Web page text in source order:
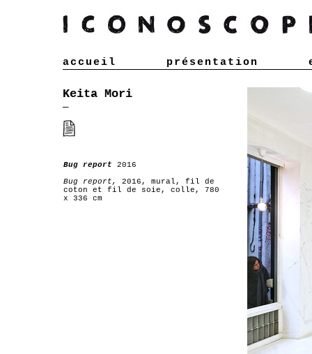
accueil présentation
Bug report 2016
Bug report,
2016, mural, fil de
coton et fil de soie, colle, 780
x 336 cm
Keita Mori
—